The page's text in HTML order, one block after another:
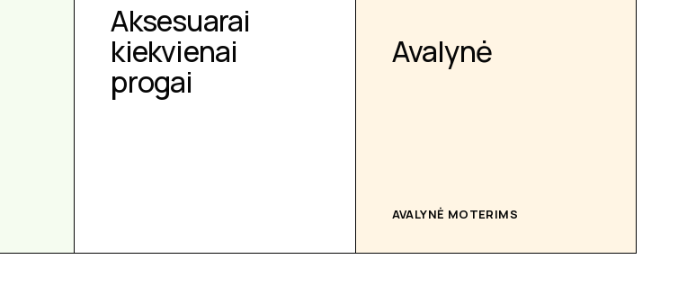
Aksesuarai
kiekvienai
progai
Avalynė
AVALYNĖ MOTERIMS